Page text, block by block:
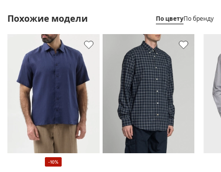
Похожие модели По цветуПо бренду
-10%